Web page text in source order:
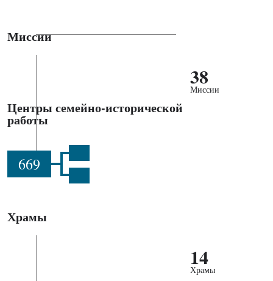
Миссии
38
Миссии
Центры семейно-исторической
работы
669
Храмы
14
Храмы